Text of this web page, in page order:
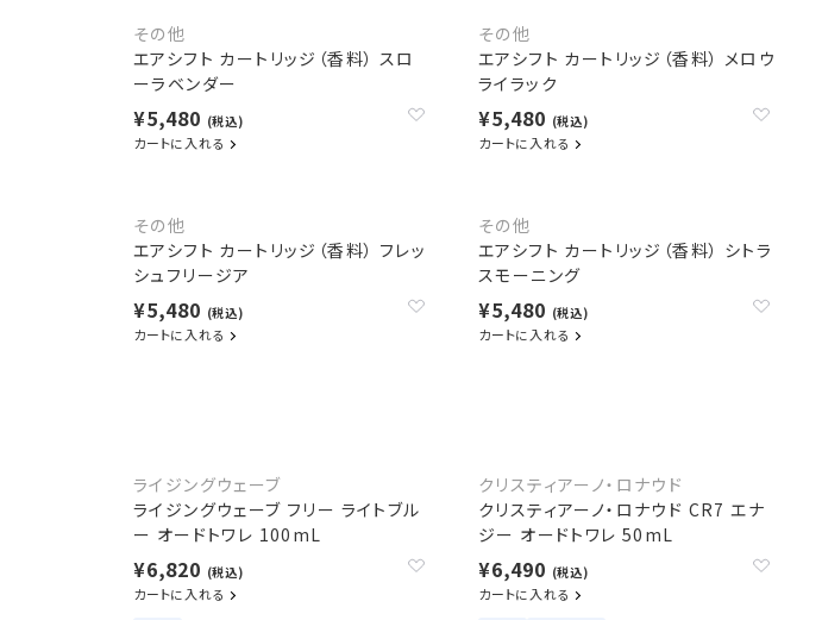
その他
エアシフト カートリッジ（香料） スロ
ーラベンダー
¥5,480 (税込)
カートに入れる
その他
エアシフト カートリッジ（香料） メロウ
ライラック
¥5,480 (税込)
カートに入れる
その他
エアシフト カートリッジ（香料） フレッ
シュフリージア
¥5,480 (税込)
カートに入れる
その他
エアシフト カートリッジ（香料） シトラ
スモーニング
¥5,480 (税込)
カートに入れる
ライジングウェーブ
ライジングウェーブ フリー ライトブル
ー オードトワレ 100mL
¥6,820 (税込)
カートに入れる
クリスティアーノ・ロナウド
クリスティアーノ・ロナウド CR7 エナ
ジー オードトワレ 50mL
¥6,490 (税込)
カートに入れる